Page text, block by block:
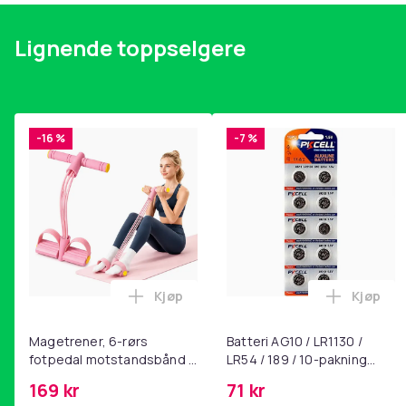
Lignende toppselgere
-16 %
Magetrener, 6-rørs
fotpedal motstandsbånd -
yoga og
169 kr
Legg Magetrener, 6-rørs fotpedal
Kjøp
-7 %
Batteri AG10 / LR1130 /
LR54 / 189 / 10-pakning
71 kr
Legg
Kjøp